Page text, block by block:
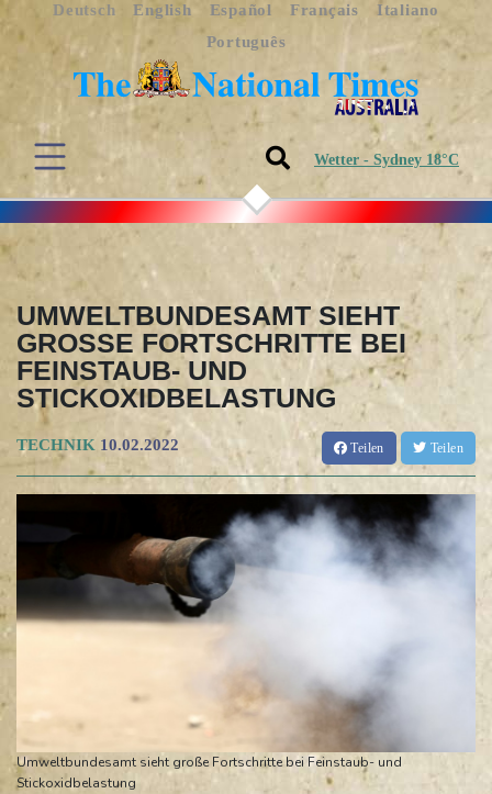
Deutsch English Español Français
Italiano
Português
Wetter - Sydney 18°C
UMWELTBUNDESAMT SIEHT
GROSSE FORTSCHRITTE BEI F
EINSTAUB- UND S
TICKOXIDBELASTUNG
TECHNIK 10.02.2022 Teilen Teilen
Umweltbundesamt sieht große Fortschritte bei Feinstaub- und
Stickoxidbelastung